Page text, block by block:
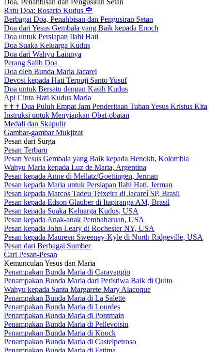
Ratu Doa: Rosario Kudus 🌹
Berbagai Doa, Penahbisan dan Pengusiran Setan
Doa dari Yesus Gembala yang Baik kepada Enoch
Doa untuk Persiapan Ilahi Hati
Doa Suaka Keluarga Kudus
Doa dari Wahyu Lainnya
Perang Salib Doa
Doa oleh Bunda Maria Jacarei
Devosi kepada Hati Terpuji Santo Yusuf
Doa untuk Bersatu dengan Kasih Kudus
Api Cinta Hati Kudus Maria
† † † Dua Puluh Empat Jam Penderitaan Tuhan Yesus Kristus Kita
Instruksi untuk Menyiapkan Obat-obatan
Medali dan Skapulir
Gambar-gambar Mukjizat
Pesan dari Surga
Pesan Terbaru
Pesan Yesus Gembala yang Baik kepada Henokh, Kolombia
Wahyu Maria kepada Luz de Maria, Argentina
Pesan kepada Anne di Mellatz/Goettingen, Jerman
Pesan kepada Maria untuk Persiapan Ilahi Hati, Jerman
Pesan kepada Marcos Tadeu Teixeira di Jacareí SP, Brasil
Pesan kepada Edson Glauber di Itapiranga AM, Brasil
Pesan kepada Suaka Keluarga Kudus, USA
Pesan kepada Anak-anak Pembaharuan, USA
Pesan kepada John Leary di Rochester NY, USA
Pesan kepada Maureen Sweeney-Kyle di North Ridgeville, USA
Pesan dari Berbagai Sumber
Cari Pesan-Pesan
Kemunculan Yesus dan Maria
Penampakan Bunda Maria di Caravaggio
Penampakan Bunda Maria dari Peristiwa Baik di Quito
Wahyu kepada Santa Margarete Mary Alacoque
Penampakan Bunda Maria di La Salette
Penampakan Bunda Maria di Lourdes
Penampakan Bunda Maria di Pontmain
Penampakan Bunda Maria di Pellevoisin
Penampakan Bunda Maria di Knock
Penampakan Bunda Maria di Castelpetroso
Penampakan Bunda Maria di Fatima